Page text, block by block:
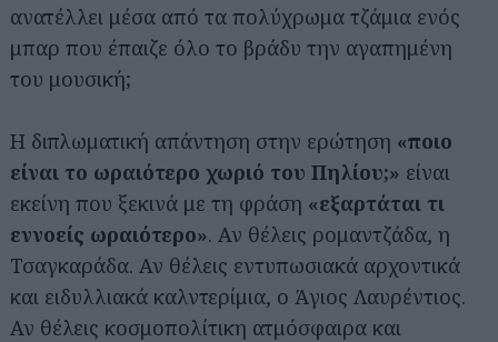
ανατέλλει μέσα από τα πολύχρωμα τζάμια ενός
μπαρ που έπαιζε όλο το βράδυ την αγαπημένη
του μουσική;
Η διπλωματική απάντηση στην ερώτηση «ποιο
είναι το ωραιότερο χωριό του Πηλίου;» είναι
εκείνη που ξεκινά με τη φράση «εξαρτάται τι
εννοείς ωραιότερο». Αν θέλεις ρομαντζάδα, η
Τσαγκαράδα. Αν θέλεις εντυπωσιακά αρχοντικά
και ειδυλλιακά καλντερίμια, ο Άγιος Λαυρέντιος.
Αν θέλεις κοσμοπολίτικη ατμόσφαιρα και